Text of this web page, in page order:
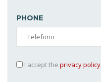
PHONE
I accept the privacy policy